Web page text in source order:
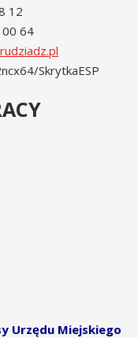
12
00 64
SkrytkaESP
Urzędu Miejskiego